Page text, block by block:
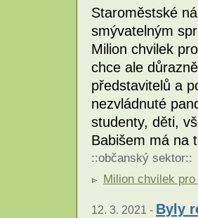
Staroměstské
smývatelným
Milion chvilek
chce ale
představitelů a
nezvládnuté
studenty, děti,
Babišem má na
::občanský sektor::
Milion chvilek
12. 3. 2021 - Byly